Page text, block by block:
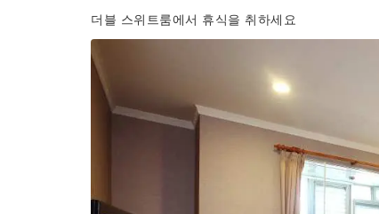
더블 스위트룸에서 휴식을 취하세요